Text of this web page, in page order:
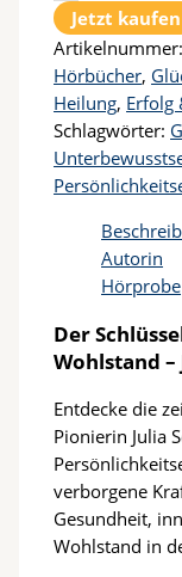
Jetzt kaufen
Hörbücher,
Heilung, Erfolg
Schlagwörter:
Autorin
Hörprobe
Der
Wohlstand –
Entdecke die
Pionierin Julia
verborgene
Gesundheit,
Wohlstand in